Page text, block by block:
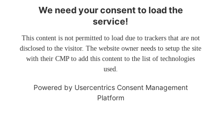
We need your consent to load the
service!
This content is not permitted to load due to trackers that are not
disclosed to the visitor. The website owner needs to setup the site
with their CMP to add this content to the list of technologies
used.
Powered by Usercentrics Consent Management
Platform